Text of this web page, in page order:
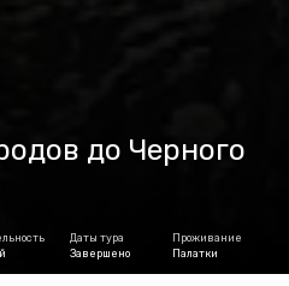
до Черного
Даты тура
Завершено
Проживание
Палатки